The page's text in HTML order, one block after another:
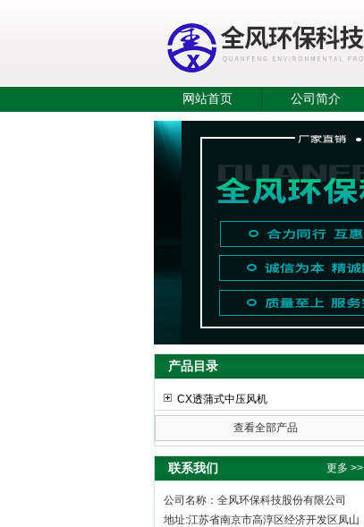
网站首页 公司简介
产品目录
CX透蒲式中压风机
查看全部产品
联系我们 更多 >>
公司名称：全风环保科技股份有限公司
地址:江苏省南京市高淳区经济开发区凤山